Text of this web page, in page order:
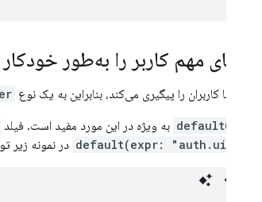
داده‌های مهم کاربر را به‌طور
برنامه شما کاربران را پیگیری می‌کند، بنابراین به یک نوع
@default به ویژه در این مورد مفید است. فیلد
در نمونه زیر